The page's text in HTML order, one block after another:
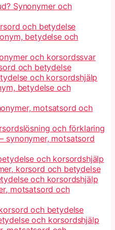
Synonymer och
och betydelse
betydelse och
och korsordssvar
och betydelse
och korsordshjälp
betydelse och
motsatsord och
och förklaring
synonymer, motsatsord
och korsordshjälp
korsord och betydelse
och korsordshjälp
motsatsord och
och betydelse
och korsordshjälp